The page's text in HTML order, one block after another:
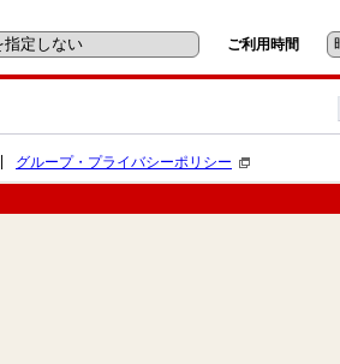
ご利用時間
グループ・プライバシーポリシー